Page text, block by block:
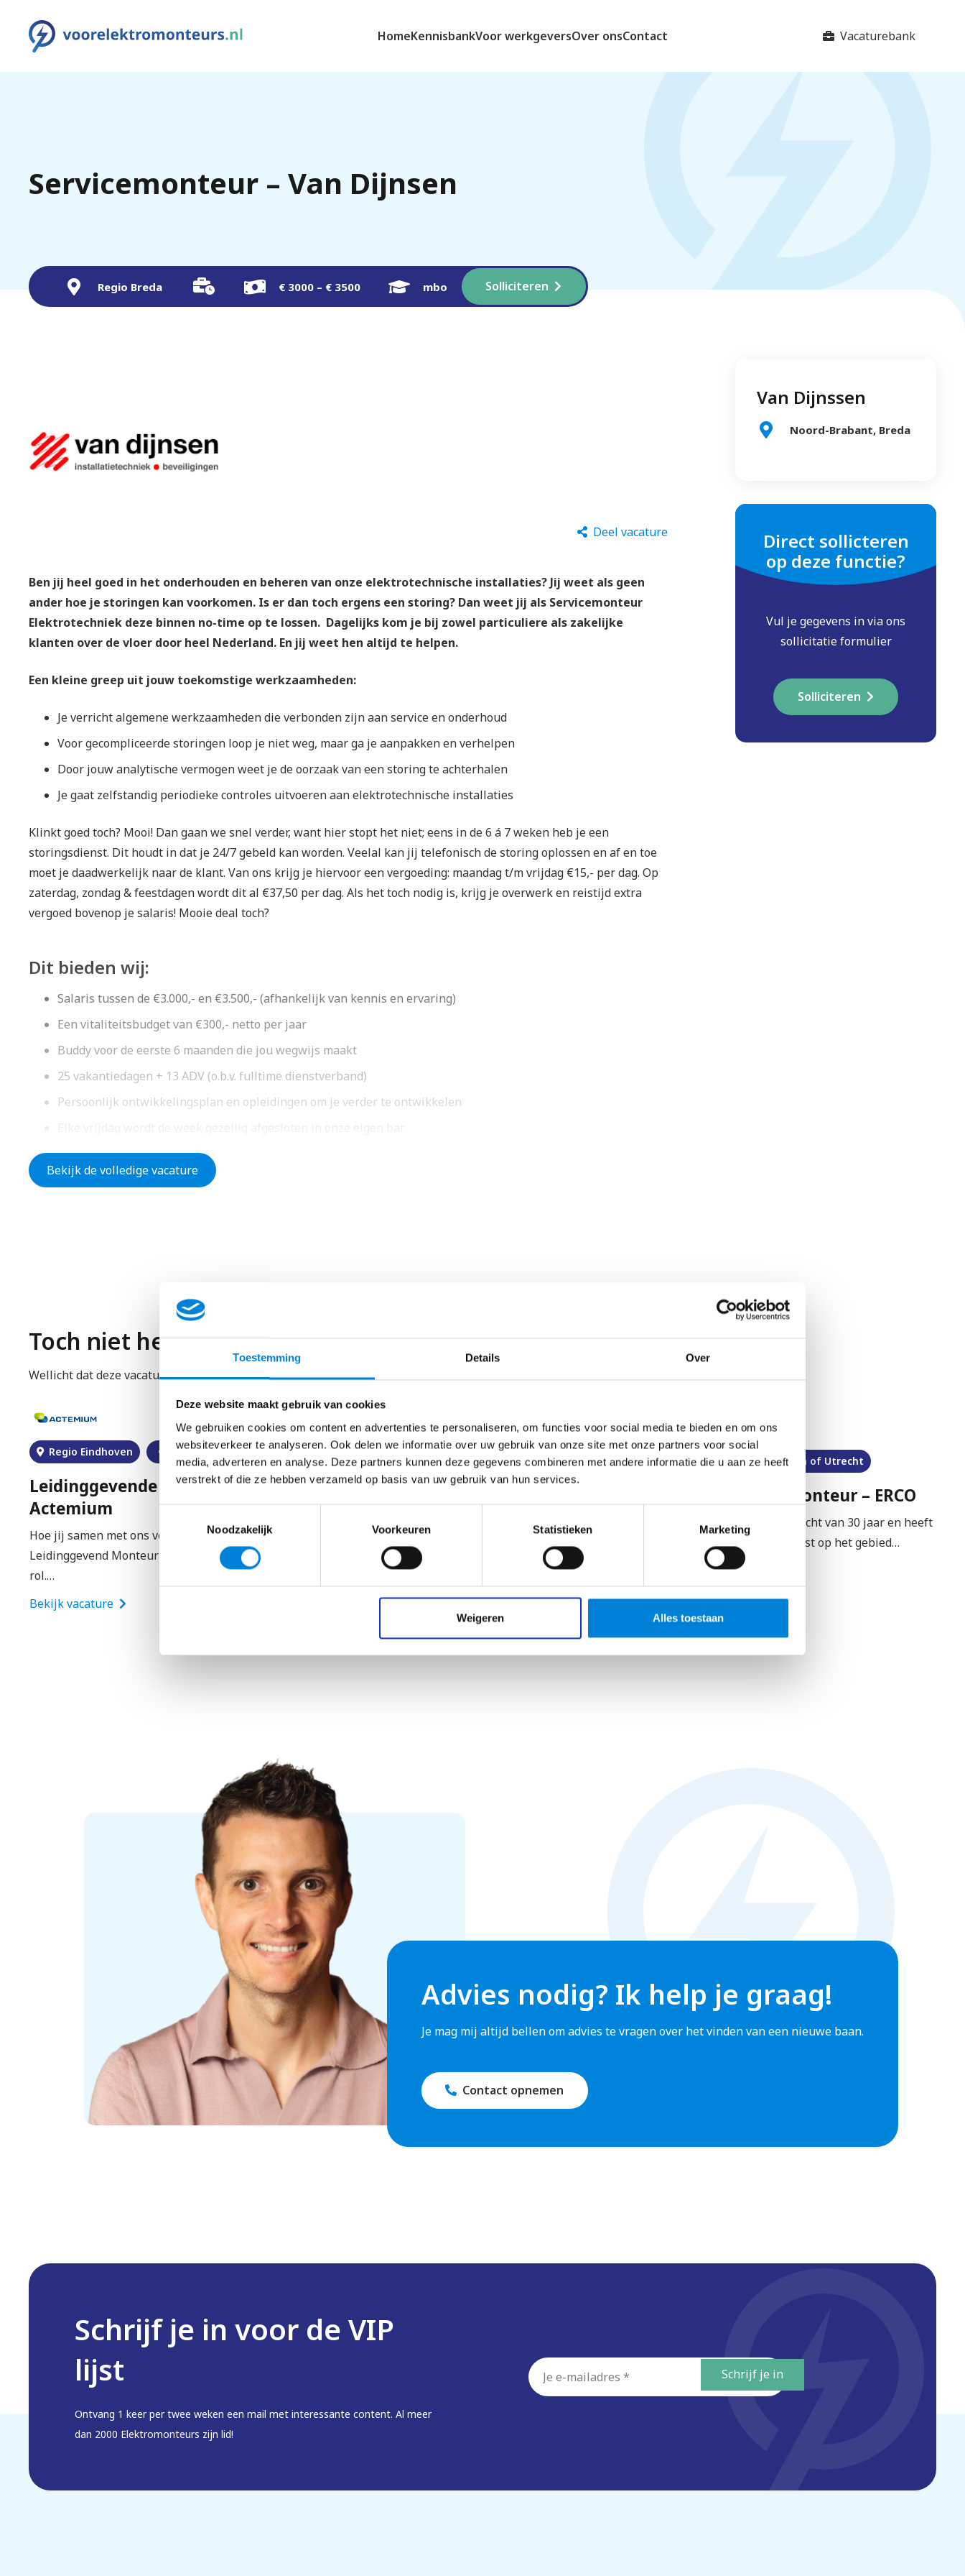
Toestemming Details Over
Deze website maakt gebruik van cookies
We gebruiken cookies om content en advertenties te personaliseren, om functies voor social media te bieden en om ons
websiteverkeer te analyseren. Ook delen we informatie over uw gebruik van onze site met onze partners voor social
media, adverteren en analyse. Deze partners kunnen deze gegevens combineren met andere informatie die u aan ze heeft
verstrekt of die ze hebben verzameld op basis van uw gebruik van hun services.
Noodzakelijk
Voorkeuren Statistieken Marketing
Weigeren Alles toestaan
HomeKennisbankVoor werkgeversOver onsContact Vacaturebank
Servicemonteur – Van Dijnsen
Regio Breda € 3000 – € 3500 mbo Solliciteren
Deel vacature
Ben jij heel goed in het onderhouden en beheren van onze elektrotechnische installaties? Jij weet als geen
ander hoe je storingen kan voorkomen. Is er dan toch ergens een storing? Dan weet jij als Servicemonteur
Elektrotechniek deze binnen no-time op te lossen. Dagelijks kom je bij zowel particuliere als zakelijke
klanten over de vloer door heel Nederland. En jij weet hen altijd te helpen.
Een kleine greep uit jouw toekomstige werkzaamheden:
Je verricht algemene werkzaamheden die verbonden zijn aan service en onderhoud
Voor gecompliceerde storingen loop je niet weg, maar ga je aanpakken en verhelpen
Door jouw analytische vermogen weet je de oorzaak van een storing te achterhalen
Je gaat zelfstandig periodieke controles uitvoeren aan elektrotechnische installaties
Klinkt goed toch? Mooi! Dan gaan we snel verder, want hier stopt het niet; eens in de 6 á 7 weken heb je een
storingsdienst. Dit houdt in dat je 24/7 gebeld kan worden. Veelal kan jij telefonisch de storing oplossen en af en toe
moet je daadwerkelijk naar de klant. Van ons krijg je hiervoor een vergoeding: maandag t/m vrijdag €15,- per dag. Op
zaterdag, zondag & feestdagen wordt dit al €37,50 per dag. Als het toch nodig is, krijg je overwerk en reistijd extra
vergoed bovenop je salaris! Mooie deal toch?
Dit bieden wij:
Salaris tussen de €3.000,- en €3.500,- (afhankelijk van kennis en ervaring)
Een vitaliteitsbudget van €300,- netto per jaar
Buddy voor de eerste 6 maanden die jou wegwijs maakt
25 vakantiedagen + 13 ADV (o.b.v. fulltime dienstverband)
Persoonlijk ontwikkelingsplan en opleidingen om je verder te ontwikkelen
Dit ben jij:
Solliciteer hier direct zonder cv of motivatiebrief
Bekijk de volledige vacature
Van Dijnssen
Noord-Brabant, Breda
Direct sollicteren
op deze functie?
Vul je gegevens in via ons
sollicitatie formulier
Solliciteren
Toch niet helemaal wat je in gedachten had?
Wellicht dat deze vacatures wat beter bij je aansluiten
Regio Eindhoven € 2400 – €4500
Leidinggevende Elektromonteur –
Actemium
Hoe jij samen met ons vooruit gaat Als
Leidinggevend Monteur heb je een coördinerende
rol.…
Bekijk vacature
Helmond € 2500 – €4500
Wat ga je doen als Service Engineer?Onze ambities
zijn BIG en in de komende jaren gaan wij…
Bekijk vacature
Regio Tilburg, Rotterdam of Utrecht
(Leerlig) Elektromonteur – ERCO
ERCO heeft een bestaansrecht van 30 jaar en heeft
zich ontwikkeld tot specialist op het gebied…
Bekijk vacature
Advies nodig? Ik help je graag!
Je mag mij altijd bellen om advies te vragen over het vinden van een nieuwe baan.
Contact opnemen
Schrijf je in voor de VIP
lijst
Ontvang 1 keer per twee weken een mail met interessante content. Al meer
dan 2000 Elektromonteurs zijn lid!
E-
mailadres